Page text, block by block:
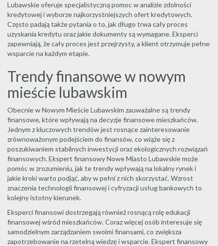
Lubawskie oferuje specjalistyczną pomoc w analizie zdolności
kredytowej i wyborze najkorzystniejszych ofert kredytowych.
Często padają także pytania o to, jak długo trwa cały proces
uzyskania kredytu oraz jakie dokumenty są wymagane. Eksperci
zapewniają, że cały proces jest przejrzysty, a klient otrzymuje pełne
wsparcie na każdym etapie.
Trendy finansowe w nowym
mieście lubawskim
Obecnie w Nowym Mieście Lubawskim zauważalne są trendy
finansowe, które wpływają na decyzje finansowe mieszkańców.
Jednym z kluczowych trendów jest rosnące zainteresowanie
zrównoważonym podejściem do finansów, co wiąże się z
poszukiwaniem stabilnych inwestycji oraz ekologicznych rozwiązań
finansowych. Ekspert finansowy Nowe Miasto Lubawskie może
pomóc w zrozumieniu, jak te trendy wpływają na lokalny rynek i
jakie kroki warto podjąć, aby w pełni z nich skorzystać. Wzrost
znaczenia technologii finansowej i cyfryzacji usług bankowych to
kolejny istotny kierunek.
Eksperci finansowi dostrzegają również rosnącą rolę edukacji
finansowej wśród mieszkańców. Coraz więcej osób interesuje się
samodzielnym zarządzaniem swoimi finansami, co zwiększa
zapotrzebowanie na rzetelną wiedzę i wsparcie. Ekspert finansowy